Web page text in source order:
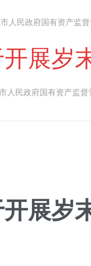
人民政府国有资产监
开展岁
人民政府国有资产监督
开展岁